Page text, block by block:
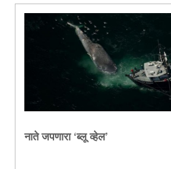
नाते जपणारा ‘ब्लू व्हेल’